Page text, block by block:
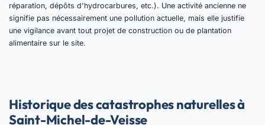
réparation, dépôts d'hydrocarbures, etc.). Une activité ancienne ne
signifie pas nécessairement une pollution actuelle, mais elle justifie
une vigilance avant tout projet de construction ou de plantation
alimentaire sur le site.
Historique des catastrophes naturelles à
Saint-Michel-de-Veisse